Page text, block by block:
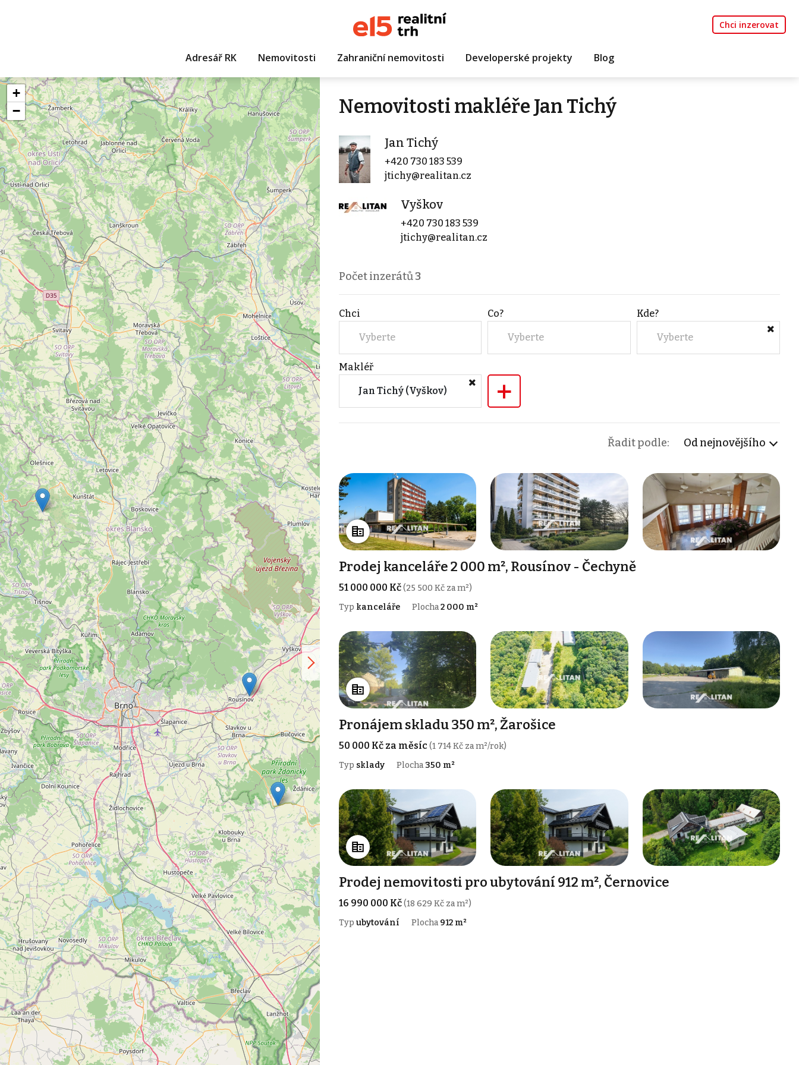
Chci inzerovat
Adresář RK Nemovitosti Zahraniční nemovitosti Developerské projekty Blog
+
−
Nemovitosti makléře Jan Tichý
Jan Tichý
+420 730 183 539
jtichy@realitan.cz
Vyškov
+420 730 183 539
jtichy@realitan.cz
Počet inzerátů3
Chci
Vyberte
Co?
Vyberte
Kde?
Vyberte
Makléř
Jan Tichý (Vyškov) +
Řadit podle: Od nejnovějšího
Prodej kanceláře 2 000 m², Rousínov - Čechyně
51 000 000 Kč(25 500 Kč za m²)
Typ kanceláře Plocha2 000 m²
Pronájem skladu 350 m², Žarošice
50 000 Kč za měsíc(1 714 Kč za m²/rok)
Typ sklady Plocha 350 m²
Prodej nemovitosti pro ubytování 912 m², Černovice
16 990 000 Kč(18 629 Kč za m²)
Typ ubytování Plocha 912 m²